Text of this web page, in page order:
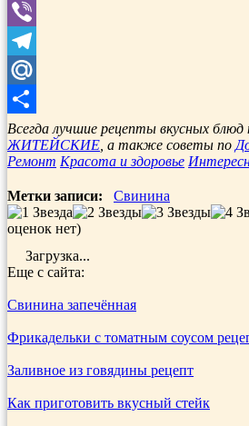
WhatsApp
Viber
Telegram
Mail.Ru
Отправить
Всегда лучшие рецепты вкусных
ЖИТЕЙСКИЕ , а также советы по
Ремонт Красота и здоровье
Метки записи:
Свинина
оценок нет)
Загрузка...
Еще с сайта:
Свинина запечённая
Фрикадельки с томатным соусом
Заливное из говядины рецепт
Как приготовить вкусный стейк